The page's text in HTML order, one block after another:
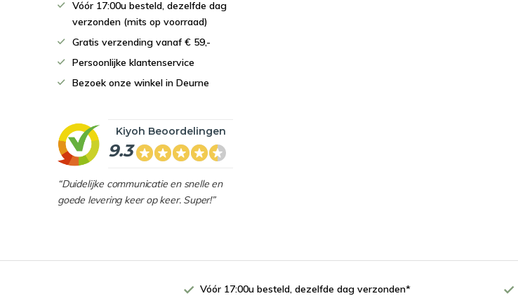
Vóór 17:00u besteld, dezelfde dag
verzonden (mits op voorraad)
Gratis verzending vanaf € 59,-
Persoonlijke klantenservice
Bezoek onze winkel in Deurne
9.3
Kiyoh Beoordelingen
“Duidelijke communicatie en snelle en
goede levering keer op keer. Super!”
Vóór 17:00u besteld, dezelfde dag verzonden*